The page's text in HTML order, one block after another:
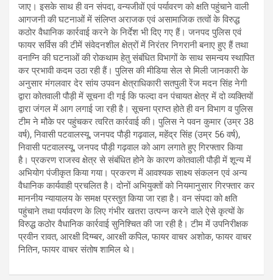
जाए। इसके साथ ही वन संपदा, वन्यजीवों एवं पर्यावरण को क्षति पहुंचाने वाली
आगजनी की घटनाओं में संलिप्त अराजक एवं असामाजिक तत्वों के विरुद्ध
कठोर वैधानिक कार्रवाई करने के निर्देश भी दिए गए हैं। जनपद पुलिस एवं
फायर सर्विस की टीमें संवेदनशील क्षेत्रों में निरंतर निगरानी बनाए हुए हैं तथा
वनाग्नि की घटनाओं की रोकथाम हेतु संबंधित विभागों के साथ समन्वय स्थापित
कर प्रभावी कदम उठा रही हैं। पुलिस की मीडिया सेल से मिली जानकारी के
अनुसार मंगलवार देर सांय उपवन क्षेत्राधिकारी सतपुली रेंज मदन सिंह नेगी
द्वारा कोतवाली पौड़ी में सूचना दी गई कि फल्दा वन पंचायत क्षेत्र में दो व्यक्तियों
द्वारा जंगल में आग लगाई जा रही है। सूचना प्राप्त होते ही वन विभाग व पुलिस
टीम ने मौके पर पहुंचकर त्वरित कार्रवाई की। पुलिस ने पवन कुमार (उम्र 38
वर्ष), निवासी पटवालस्यू, जनपद पौड़ी गढ़वाल, महेंद्र सिंह (उम्र 56 वर्ष),
निवासी पटवालस्यू, जनपद पौड़ी गढ़वाल को आग लगाते हुए गिरफ्तार किया
है। प्रकरण राजस्व क्षेत्र से संबंधित होने के कारण कोतवाली पौड़ी में शून्य में
अभियोग पंजीकृत किया गया। प्रकरण में आवश्यक साक्ष्य संकलन एवं अन्य
वैधानिक कार्यवाही प्रचलित है। दोनों अभियुक्तों को नियमानुसार गिरफ्तार कर
माननीय न्यायालय के समक्ष प्रस्तुत किया जा रहा है। वन संपदा को क्षति
पहुंचाने तथा पर्यावरण के लिए गंभीर खतरा उत्पन्न करने वाले ऐसे कृत्यों के
विरुद्ध कठोर वैधानिक कार्रवाई सुनिश्चित की जा रही है। टीम में उपनिरीक्षक
प्रवीन रावत, आरक्षी दिग्म्बर, आरक्षी कपिल, फायर वाचर अशोक, फायर वाचर
नितिन, फायर वाचर संतोष शामिल थे।